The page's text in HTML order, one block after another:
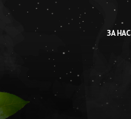
ЗА НАС